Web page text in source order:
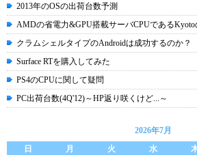
2013年のOSの出荷台数予測
AMDの省電力&GPU搭載サーバCPUであるKyoto
クラムシェルタイプのAndroidは成功するのか？
Surface RTを購入してみた
PS4のCPUに関して疑問
PC出荷台数(4Q'12)～HP返り咲くけど...～
2026年7月
日
月 火 水